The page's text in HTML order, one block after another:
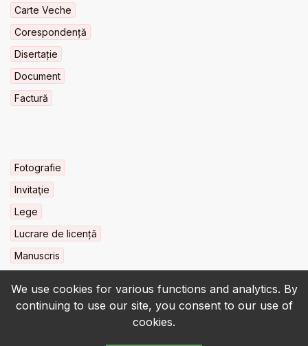
We use cookies for various functions and analytics. By
continuing to use our site, you consent to our use of
cookies.
Carte Veche
Corespondență
Disertație
Document
Factură
Fotografie
Invitaţie
Lege
Lucrare de licență
Manuscris